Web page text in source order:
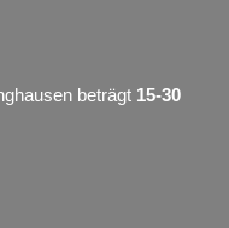
beträgt 15-30